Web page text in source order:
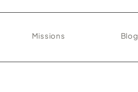
Missions Blog